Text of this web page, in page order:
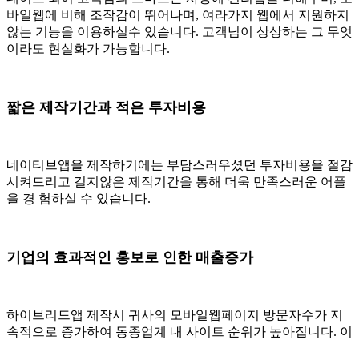
바일웹에 비해 조작감이 뛰어나며, 여라가지 웹에서 지원하지
않는 기능을 이용하실수 있습니다. 고객님이 상상하는 그 무엇
이라도 현실화가 가능합니다.
짧은 제작기간과 적은 투자비용
네이티브앱을 제작하기에는 부담스러우셨던 투자비용을 절감
시켜드리고 길지않은 제작기간을 통해 더욱 만족스러운 어플
을 경 험하실 수 있습니다.
기업의 효과적인 홍보로 인한 매출증가
하이브리드앱 제작시 귀사의 모바일웹페이지 방문자수가 지
속적으로 증가하여 동종업계 내 사이트 순위가 높아집니다. 이